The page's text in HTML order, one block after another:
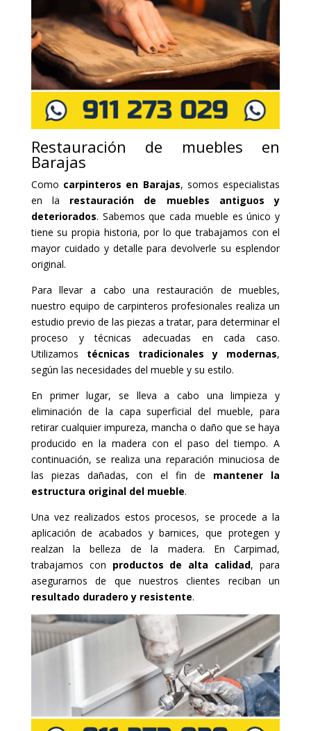
Restauración de muebles en
Barajas
Como carpinteros en Barajas, somos especialistas
en la restauración de muebles antiguos y
deteriorados. Sabemos que cada mueble es único y
tiene su propia historia, por lo que trabajamos con el
mayor cuidado y detalle para devolverle su esplendor
original.
Para llevar a cabo una restauración de muebles,
nuestro equipo de carpinteros profesionales realiza un
estudio previo de las piezas a tratar, para determinar el
proceso y técnicas adecuadas en cada caso.
Utilizamos técnicas tradicionales y modernas,
según las necesidades del mueble y su estilo.
En primer lugar, se lleva a cabo una limpieza y
eliminación de la capa superficial del mueble, para
retirar cualquier impureza, mancha o daño que se haya
producido en la madera con el paso del tiempo. A
continuación, se realiza una reparación minuciosa de
las piezas dañadas, con el fin de mantener la
estructura original del mueble.
Una vez realizados estos procesos, se procede a la
aplicación de acabados y barnices, que protegen y
realzan la belleza de la madera. En Carpimad,
trabajamos con productos de alta calidad, para
asegurarnos de que nuestros clientes reciban un
resultado duradero y resistente.